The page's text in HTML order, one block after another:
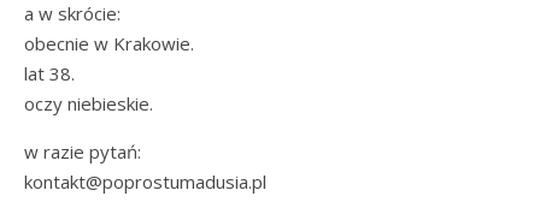
a w skrócie:
obecnie w Krakowie.
lat 38.
oczy niebieskie.
w razie pytań:
kontakt@poprostumadusia.pl